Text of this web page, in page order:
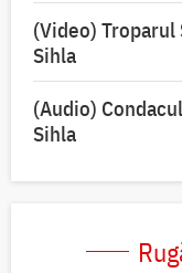
(Video) Troparul
Sihla
(Audio)
Sihla